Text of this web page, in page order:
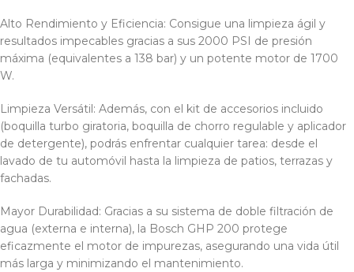
Alto Rendimiento y Eficiencia: Consigue una limpieza ágil y
resultados impecables gracias a sus 2000 PSI de presión
máxima (equivalentes a 138 bar) y un potente motor de 1700
W.
Limpieza Versátil: Además, con el kit de accesorios incluido
(boquilla turbo giratoria, boquilla de chorro regulable y aplicador
de detergente), podrás enfrentar cualquier tarea: desde el
lavado de tu automóvil hasta la limpieza de patios, terrazas y
fachadas.
Mayor Durabilidad: Gracias a su sistema de doble filtración de
agua (externa e interna), la Bosch GHP 200 protege
eficazmente el motor de impurezas, asegurando una vida útil
más larga y minimizando el mantenimiento.